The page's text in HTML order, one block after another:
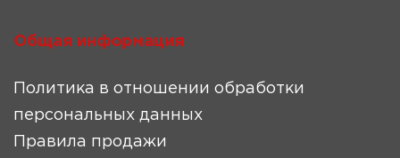
Общая информация
Политика в отношении обработки
персональных данных
Правила продажи